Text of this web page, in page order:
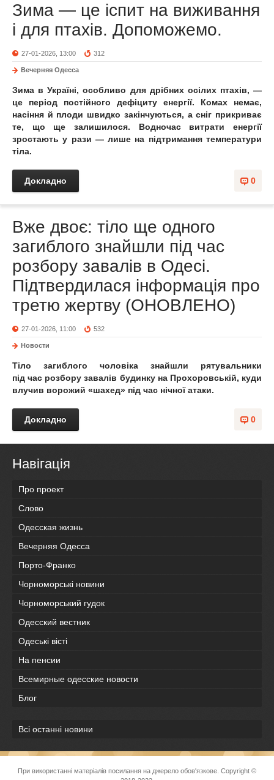
Зима — це іспит на виживання
і для птахів. Допоможемо.
27-01-2026, 13:00 312
Вечерняя Одесса
Зима в Україні, особливо для дрібних осілих птахів, —
це період постійного дефіциту енергії. Комах немає,
насіння й плоди швидко закінчуються, а сніг прикриває
те, що ще залишилося. Водночас витрати енергії
зростають у рази — лише на підтримання температури
тіла.
0
Докладно
Вже двоє: тіло ще одного
загиблого знайшли під час
розбору завалів в Одесі.
Підтвердилася інформація про
третю жертву (ОНОВЛЕНО)
27-01-2026, 11:00 532
Новости
Тіло загиблого чоловіка знайшли рятувальники
під час розбору завалів будинку на Прохоровській, куди
влучив ворожий «шахед» під час нічної атаки.
0
Докладно
Навігація
Про проект
Слово
Одесская жизнь
Вечерняя Одесса
Порто-Франко
Чорноморські новини
Чорноморський гудок
Одесский вестник
Одеськi вiстi
На пенсии
Всемирные одесские новости
Блог
Всі останні новини
При використанні матеріалів посилання на джерело обов'язкове. Copyright ©